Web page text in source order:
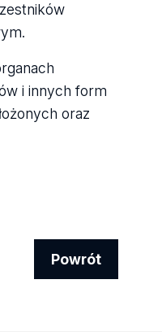
i innych form
oraz
Powrót